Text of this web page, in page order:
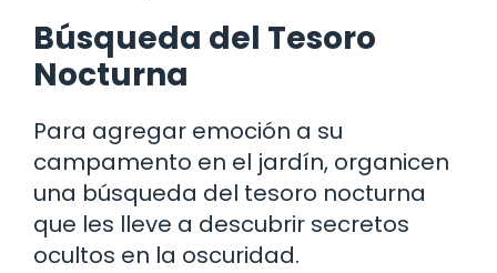
Búsqueda del Tesoro
Nocturna
Para agregar emoción a su
campamento en el jardín, organicen
una búsqueda del tesoro nocturna
que les lleve a descubrir secretos
ocultos en la oscuridad.